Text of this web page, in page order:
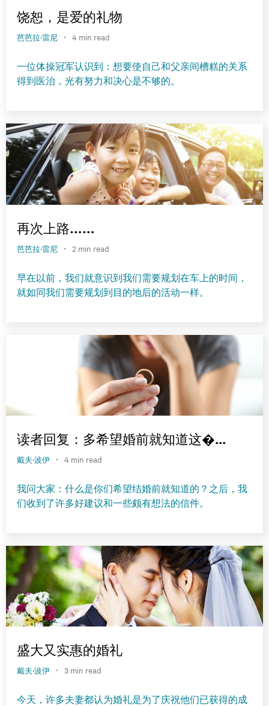
饶恕，是爱的礼物
芭芭拉·雷尼 · 4 min read
一位体操冠军认识到：想要使自己和父亲间槽糕的关系
得到医治，光有努力和决心是不够的。
再次上路……
芭芭拉·雷尼 · 2 min read
早在以前，我们就意识到我们需要规划在车上的时间，
就如同我们需要规划到目的地后的活动一样。
读者回复：多希望婚前就知道这�...
戴夫·波伊 · 4 min read
我问大家：什么是你们希望结婚前就知道的？之后，我
们收到了许多好建议和一些颇有想法的信件。
盛大又实惠的婚礼
戴夫·波伊 · 3 min read
今天，许多夫妻都认为婚礼是为了庆祝他们已获得的成